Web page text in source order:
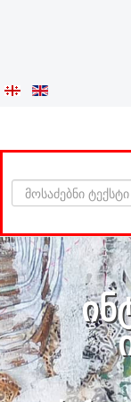
ᲩᲕᲔᲜᲡ ᲨᲔᲡᲐᲮᲔᲑ
ᲘᲜᲢᲔᲒᲠᲐᲪᲘᲐ ᲓᲐ
ᲙᲕᲚᲔᲕᲘᲗᲘ ᲜᲐᲬᲘᲚᲘ
ᲮᲔᲚᲝᲕᲐᲜᲔᲑᲘ
ა-ბ
აბაზაძე ნიკო